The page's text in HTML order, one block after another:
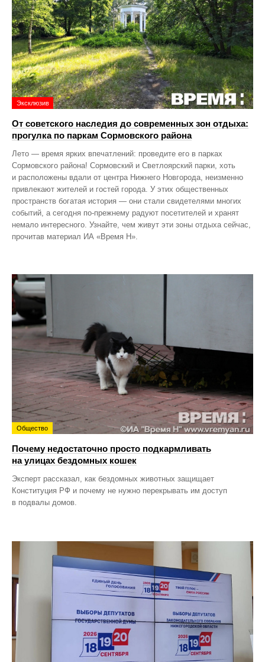
Эксклюзив
От советского наследия до современных зон отдыха:
прогулка по паркам Сормовского района
Лето — время ярких впечатлений: проведите его в парках
Сормовского района! Сормовский и Светлоярский парки, хоть
и расположены вдали от центра Нижнего Новгорода, неизменно
привлекают жителей и гостей города. У этих общественных
пространств богатая история — они стали свидетелями многих
событий, а сегодня по‑прежнему радуют посетителей и хранят
немало интересного. Узнайте, чем живут эти зоны отдыха сейчас,
прочитав материал ИА «Время Н».
Общество
Почему недостаточно просто подкармливать
на улицах бездомных кошек
Эксперт рассказал, как бездомных животных защищает
Конституция РФ и почему не нужно перекрывать им доступ
в подвалы домов.